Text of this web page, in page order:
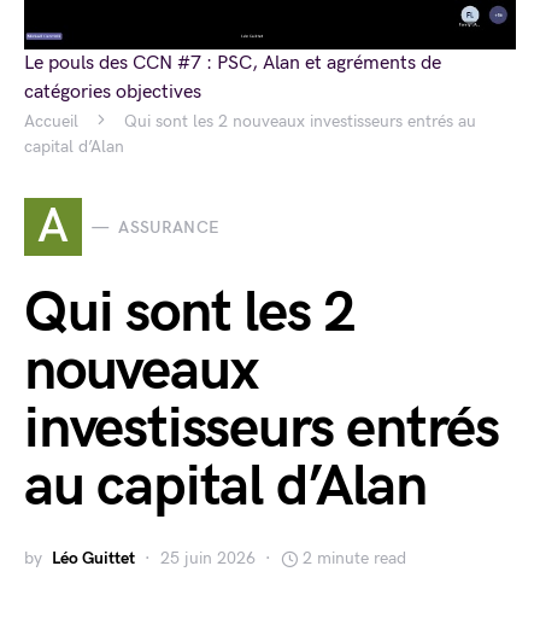
Accueil
Qui sont les 2 nouveaux investisseurs entrés au
capital d’Alan
A ASSURANCE
Qui sont les 2
nouveaux
investisseurs entrés
au capital d’Alan
by Léo Guittet 25 juin 2026 2 minute read
Le pouls des CCN #7 : PSC, Alan et agréments de
catégories objectives